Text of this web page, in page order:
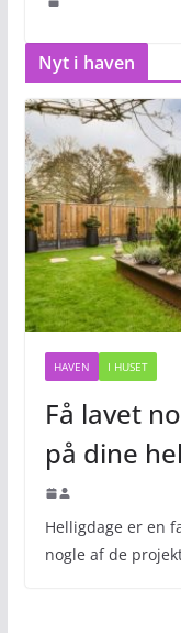
Nyt i haven
HAVEN I HUSET
Få lavet
på dine
Helligdage er en
nogle af de